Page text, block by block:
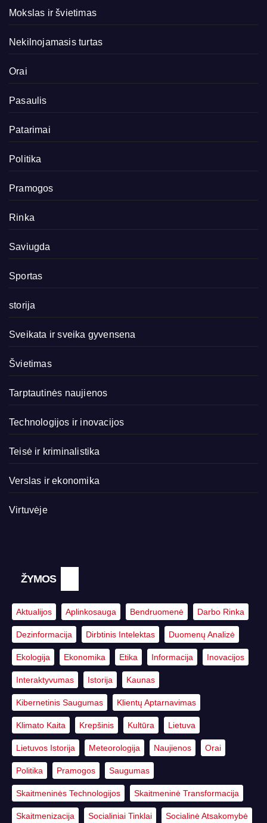
Mokslas ir švietimas
Nekilnojamasis turtas
Orai
Pasaulis
Patarimai
Politika
Pramogos
Rinka
Saviugda
Sportas
storija
Sveikata ir sveika gyvensena
Švietimas
Tarptautinės naujienos
Technologijos ir inovacijos
Teisė ir kriminalistika
Verslas ir ekonomika
Virtuvėje
ŽYMOS
Aktualijos Aplinkosauga Bendruomenė Darbo Rinka
Dezinformacija Dirbtinis Intelektas Duomenų Analizė
Ekologija Ekonomika Etika Informacija Inovacijos
Interaktyvumas Istorija Kaunas
Kibernetinis Saugumas Klientų Aptarnavimas
Klimato Kaita Krepšinis Kultūra Lietuva
Lietuvos Istorija Meteorologija Naujienos Orai
Politika Pramogos Saugumas
Skaitmeninės Technologijos Skaitmeninė Transformacija
Skaitmenizacija Socialiniai Tinklai Socialinė Atsakomybė